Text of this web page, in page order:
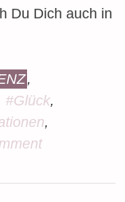
Du Dich auch in
,
#Glück,
,